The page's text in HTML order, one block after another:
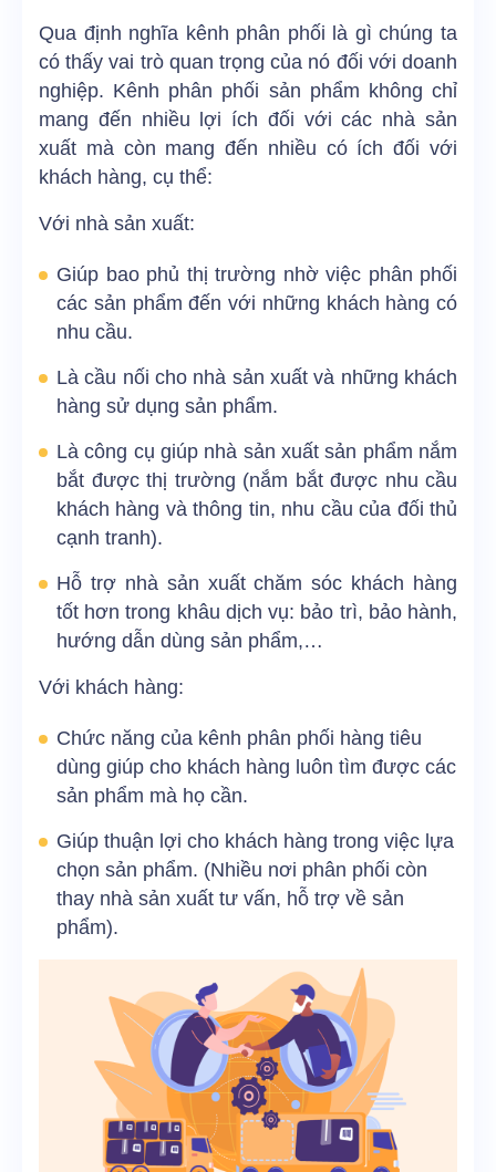
Qua định nghĩa kênh phân phối là gì chúng ta
có thấy vai trò quan trọng của nó đối với doanh
nghiệp. Kênh phân phối sản phẩm không chỉ
mang đến nhiều lợi ích đối với các nhà sản
xuất mà còn mang đến nhiều có ích đối với
khách hàng, cụ thể:
Với nhà sản xuất:
Giúp bao phủ thị trường nhờ việc phân phối
các sản phẩm đến với những khách hàng có
nhu cầu.
Là cầu nối cho nhà sản xuất và những khách
hàng sử dụng sản phẩm.
Là công cụ giúp nhà sản xuất sản phẩm nắm
bắt được thị trường (nắm bắt được nhu cầu
khách hàng và thông tin, nhu cầu của đối thủ
cạnh tranh).
Hỗ trợ nhà sản xuất chăm sóc khách hàng
tốt hơn trong khâu dịch vụ: bảo trì, bảo hành,
hướng dẫn dùng sản phẩm,…
Với khách hàng:
Chức năng của kênh phân phối hàng tiêu
dùng giúp cho khách hàng luôn tìm được các
sản phẩm mà họ cần.
Giúp thuận lợi cho khách hàng trong việc lựa
chọn sản phẩm. (Nhiều nơi phân phối còn
thay nhà sản xuất tư vấn, hỗ trợ về sản
phẩm).